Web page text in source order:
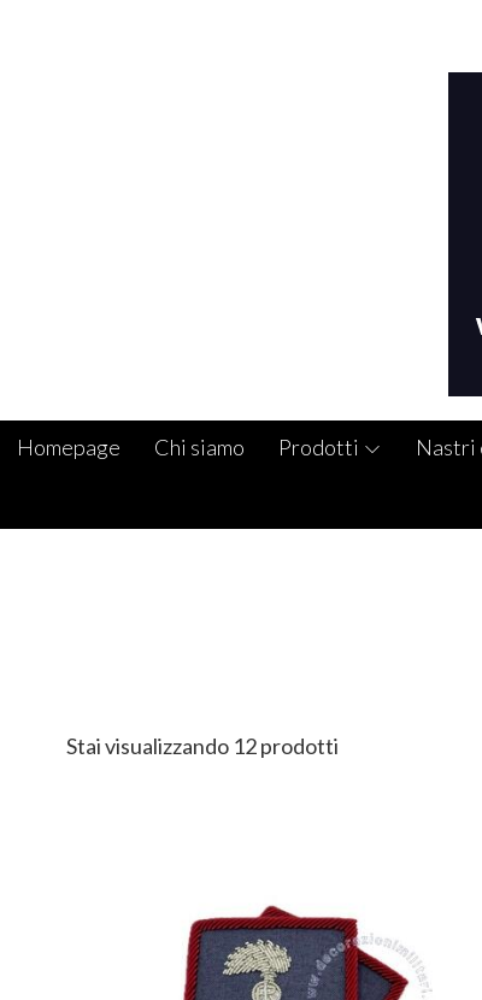
Homepage Chi siamo Prodotti Nastri
Stai visualizzando 12 prodotti